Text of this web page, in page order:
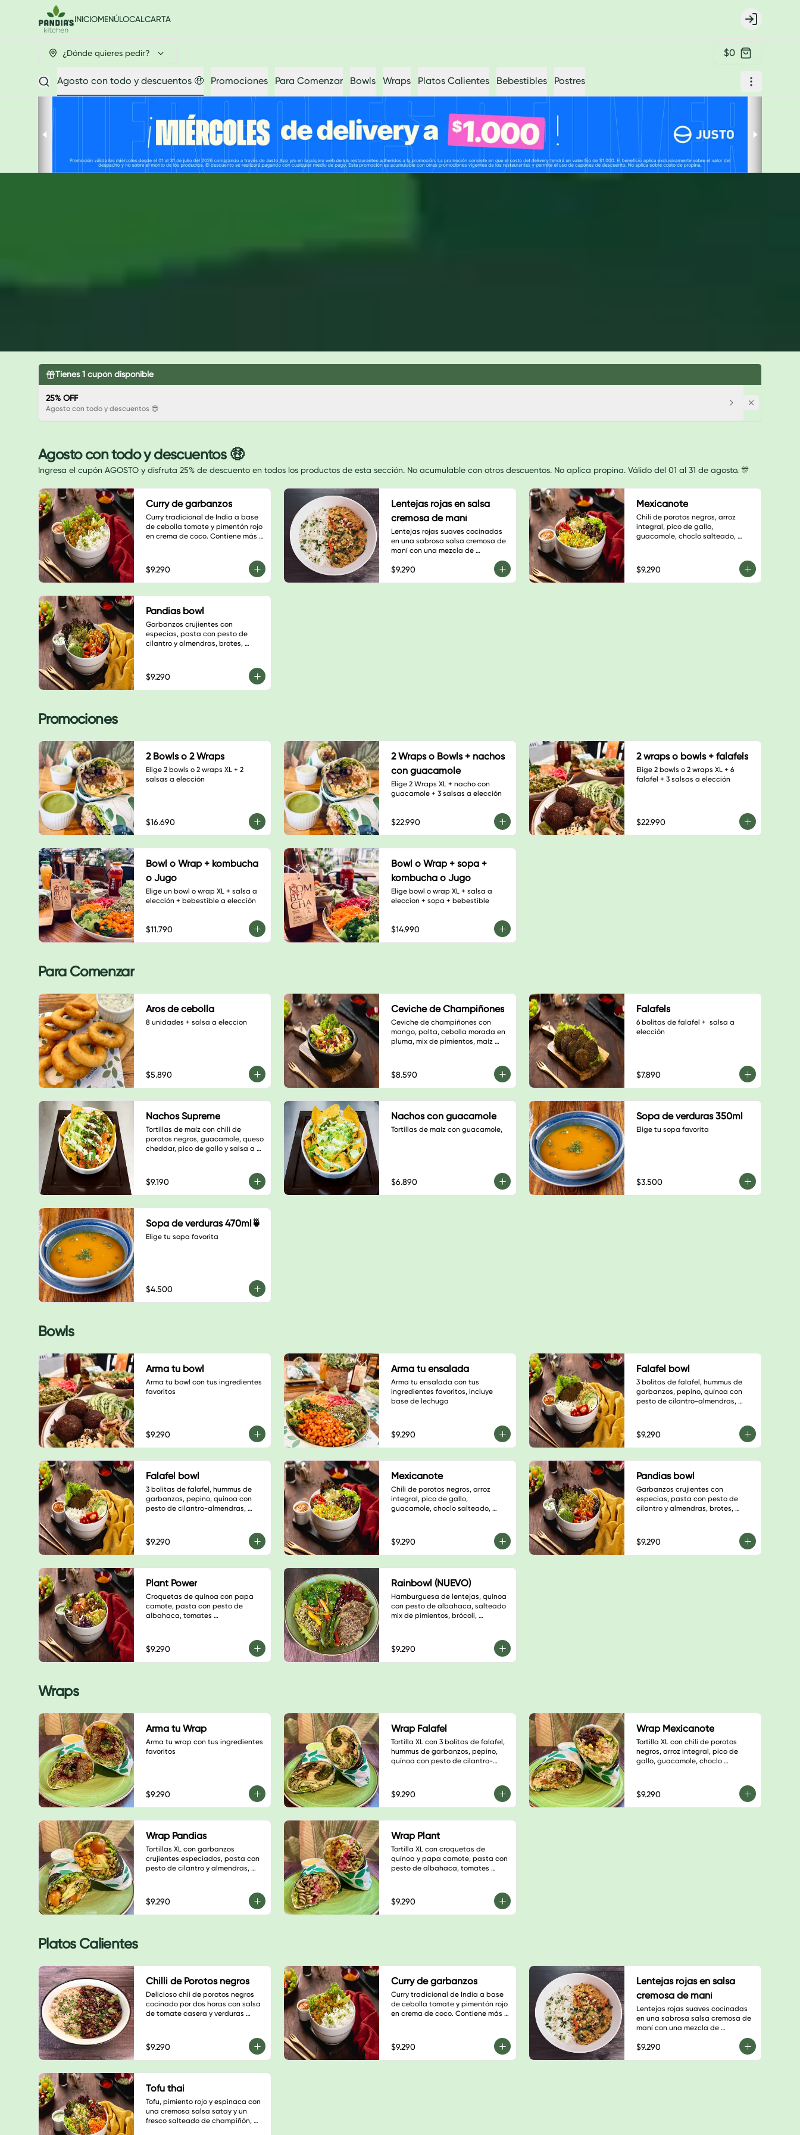
INICIOMENÚLOCALCARTA
Login
¿Dónde quieres pedir? $0
Agosto con todo y descuentos 🤑 Promociones Para Comenzar Bowls Wraps Platos Calientes Bebestibles Postres
Tienes1 cupón disponible
25% OFF
Agosto con todo y descuentos 😎
Agosto con todo y descuentos 🤑
Ingresa el cupón AGOSTO y disfruta 25% de descuento en todos los productos de esta sección. No acumulable con otros descuentos. No aplica propina. Válido del 01 al 31 de agosto. 🎊
Curry de garbanzos
Curry tradicional de India a base
de cebolla tomate y pimentón rojo
en crema de coco. Contiene más
$9.290
Lentejas rojas en salsa
cremosa de maní
Lentejas rojas suaves cocinadas
en una sabrosa salsa cremosa de
maní con una mezcla de
$9.290
Mexicanote
Chili de porotos negros, arroz
integral, pico de gallo,
guacamole, choclo salteado,
$9.290
Pandias bowl
Garbanzos crujientes con
especias, pasta con pesto de
cilantro y almendras, brotes,
elección. $6.900
$9.290
Promociones
2 Bowls o 2 Wraps
Elige 2 bowls o 2 wraps XL + 2
salsas a elección
$16.690
2 Wraps o Bowls + nachos
con guacamole
Elige 2 Wraps XL + nacho con
guacamole + 3 salsas a elección
$22.990
2 wraps o bowls + falafels
Elige 2 bowls o 2 wraps XL + 6
falafel + 3 salsas a elección
$22.990
Bowl o Wrap + kombucha
o Jugo
Elige un bowl o wrap XL + salsa a
elección + bebestible a elección
$11.790
Bowl o Wrap + sopa +
kombucha o Jugo
Elige bowl o wrap XL + salsa a
eleccion + sopa + bebestible
$14.990
Para Comenzar
Aros de cebolla
8 unidades + salsa a eleccion
$5.890
Ceviche de Champiñones
Ceviche de champiñones con
mango, palta, cebolla morada en
pluma, mix de pimientos, maíz
$8.590
Falafels
6 bolitas de falafel +  salsa a
elección
$7.890
Nachos Supreme
Tortillas de maíz con chili de
porotos negros, guacamole, queso
cheddar, pico de gallo y salsa a
$9.190
Nachos con guacamole
Tortillas de maíz con guacamole,
$6.890
Sopa de verduras 350ml
Elige tu sopa favorita
$3.500
Sopa de verduras 470ml🍵
Elige tu sopa favorita
$4.500
Bowls
Arma tu bowl
Arma tu bowl con tus ingredientes
favoritos
$9.290
Arma tu ensalada
Arma tu ensalada con tus
ingredientes favoritos, incluye
base de lechuga
$9.290
Falafel bowl
3 bolitas de falafel, hummus de
garbanzos, pepino, quínoa con
pesto de cilantro-almendras,
negro, base de hojas verdes y
salsa a elección
$9.290
Falafel bowl
3 bolitas de falafel, hummus de
garbanzos, pepino, quínoa con
pesto de cilantro-almendras,
negro, base de hojas verdes y
salsa a elección
$9.290
Mexicanote
Chili de porotos negros, arroz
integral, pico de gallo,
guacamole, choclo salteado,
$9.290
Pandias bowl
Garbanzos crujientes con
especias, pasta con pesto de
cilantro y almendras, brotes,
elección. $6.900
$9.290
Plant Power
Croquetas de quínoa con papa
camote, pasta con pesto de
albahaca, tomates
guacamole, sauerkraut de repollo
morado, almendras laminadas,
hojas verdes y salsa a elección
$9.290
Rainbowl (NUEVO)
Hamburguesa de lentejas, quínoa
con pesto de albahaca, salteado
mix de pimientos, brócoli,
$9.290
Wraps
Arma tu Wrap
Arma tu wrap con tus ingredientes
favoritos
$9.290
Wrap Falafel
Tortilla XL con 3 bolitas de falafel,
hummus de garbanzos, pepino,
quínoa con pesto de cilantro-
sésamo negro, base de hojas
verdes y salsa a elección
$9.290
Wrap Mexicanote
Tortilla XL con chili de porotos
negros, arroz integral, pico de
gallo, guacamole, choclo
$9.290
Wrap Pandias
Tortillas XL con garbanzos
crujientes especiados, pasta con
pesto de cilantro y almendras,
verdes y salsa a elección
$9.290
Wrap Plant
Tortilla XL con croquetas de
quínoa y papa camote, pasta con
pesto de albahaca, tomates
guacamole, sauerkraut de repollo
morado, almendras laminadas,
hojas verdes y salsa a elección
$9.290
Platos Calientes
Chilli de Porotos negros
Delicioso chii de porotos negros
cocinado por dos horas con salsa
de tomate casera y verduras
$9.290
Curry de garbanzos
Curry tradicional de India a base
de cebolla tomate y pimentón rojo
en crema de coco. Contiene más
$9.290
Lentejas rojas en salsa
cremosa de maní
Lentejas rojas suaves cocinadas
en una sabrosa salsa cremosa de
maní con una mezcla de
$9.290
Tofu thai
Tofu, pimiento rojo y espinaca con
una cremosa salsa satay y un
fresco salteado de champiñón,